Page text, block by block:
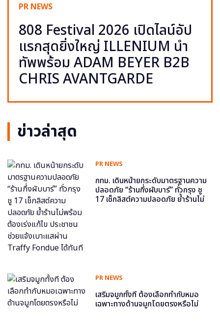
PR NEWS
808 Festival 2026 เปิดไลน์อัป
แรกสุดยิ่งใหญ่ ILLENIUM นำ
ทัพพร้อม ADAM BEYER B2B
CHRIS AVANTGARDE
ข่าวล่าสุด
PR NEWS
กทม. เดินหน้ายกระดับมาตรฐานความ
ปลอดภัย “ร้านกึ่งผับบาร์” ทั่วกรุง ชู
17 เช็กลิสต์ความปลอดภัย ย้ำร้านไม่
PR NEWS
เสริมจมูกทั้งที ต้องเลือกทำกับหมอ
เฉพาะทางด้านจมูกโดยตรงหรือไม่